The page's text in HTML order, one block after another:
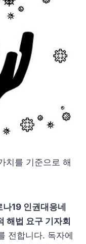
치를 기준으로 해
나19 인권대응네
해법 요구 기자회
전합니다. 독자에